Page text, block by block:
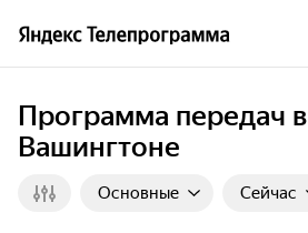
Программа передач в
Вашингтоне
Основные Сейчас